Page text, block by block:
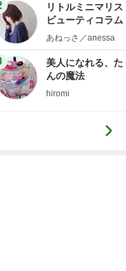
リトルミニマリス
ビューティコラ
little
あねっさ／anessa
美人になれる、た
んの魔法
hiromi